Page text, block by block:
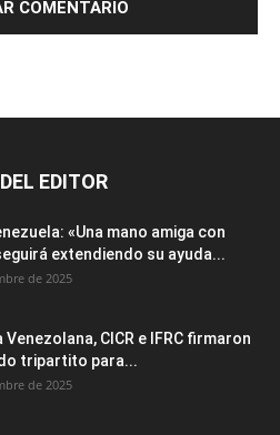
EDITOR
«Una mano amiga con
extendiendo su ayuda...
de 2025
Venezolana, CICR e IFRC firmaron
tripartito para...
de 2025